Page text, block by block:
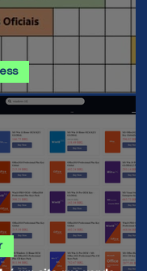
- Calendário de
AGOSTO 2026